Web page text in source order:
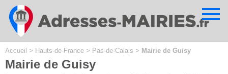
Accueil > Hauts-de-France > Pas-de-Calais > Mairie de Guisy
Mairie de Guisy
Cookies management panel